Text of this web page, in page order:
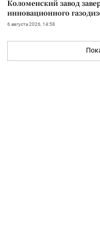
Коломенский завод
инновационного
6 августа 2026, 14:58